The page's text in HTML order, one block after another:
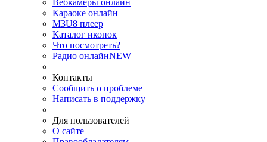
Вебкамеры онлайн
Караоке онлайн
M3U8 плеер
Каталог иконок
Что посмотреть?
Радио онлайнNEW
Контакты
Сообщить о проблеме
Написать в поддержку
Для пользователей
О сайте